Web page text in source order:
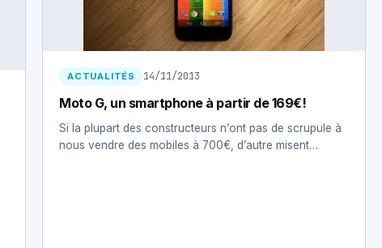
ACTUALITÉS 14/11/2013
Moto G, un smartphone à partir de 169€!
Si la plupart des constructeurs n’ont pas de scrupule à
nous vendre des mobiles à 700€, d’autre misent…